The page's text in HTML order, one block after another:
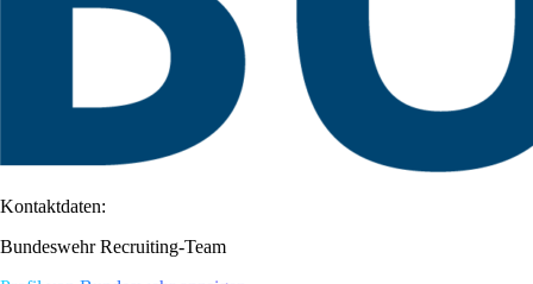
Kontaktdaten:
Bundeswehr Recruiting-Team